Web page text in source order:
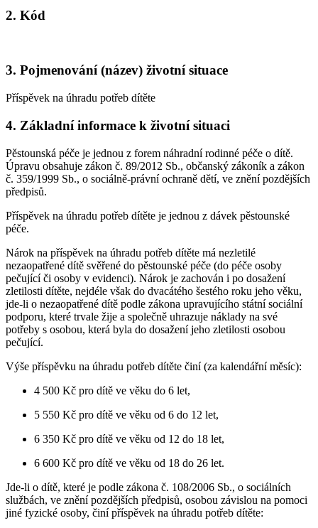
2. Kód
3. Pojmenování (název) životní situace
Příspěvek na úhradu potřeb dítěte
4. Základní informace k životní situaci
Pěstounská péče je jednou z forem náhradní rodinné péče o dítě.
Úpravu obsahuje zákon č. 89/2012 Sb., občanský zákoník a zákon
č. 359/1999 Sb., o sociálně-právní ochraně dětí, ve znění pozdějších
předpisů.
Příspěvek na úhradu potřeb dítěte je jednou z dávek pěstounské
péče.
Nárok na příspěvek na úhradu potřeb dítěte má nezletilé
nezaopatřené dítě svěřené do pěstounské péče (do péče osoby
pečující či osoby v evidenci). Nárok je zachován i po dosažení
zletilosti dítěte, nejdéle však do dvacátého šestého roku jeho věku,
jde-li o nezaopatřené dítě podle zákona upravujícího státní sociální
podporu, které trvale žije a společně uhrazuje náklady na své
potřeby s osobou, která byla do dosažení jeho zletilosti osobou
pečující.
Výše příspěvku na úhradu potřeb dítěte činí (za kalendářní měsíc):
4 500 Kč pro dítě ve věku do 6 let,
5 550 Kč pro dítě ve věku od 6 do 12 let,
6 350 Kč pro dítě ve věku od 12 do 18 let,
6 600 Kč pro dítě ve věku od 18 do 26 let.
Jde-li o dítě, které je podle zákona č. 108/2006 Sb., o sociálních
službách, ve znění pozdějších předpisů, osobou závislou na pomoci
jiné fyzické osoby, činí příspěvek na úhradu potřeb dítěte: